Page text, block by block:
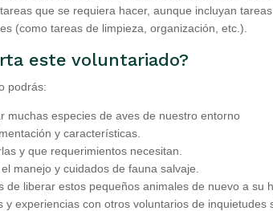
que se requiera hacer, aunque incluyan
(como tareas de limpieza, organización, etc.).
este voluntariado?
podrás:
muchas especies de aves de nuestro entorno
y características.
y que requerimientos necesitan.
manejo y cuidados de fauna salvaje.
de liberar estos pequeños animales de nuevo a su
y experiencias con otros voluntarios de inquietudes